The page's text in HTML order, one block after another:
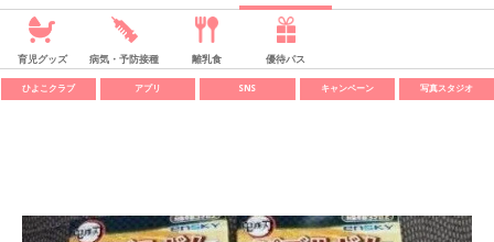
育児グッズ 病気・予防接種 離乳食 優待パス
ひよこクラブ アプリ SNS キャンペーン 写真スタジオ